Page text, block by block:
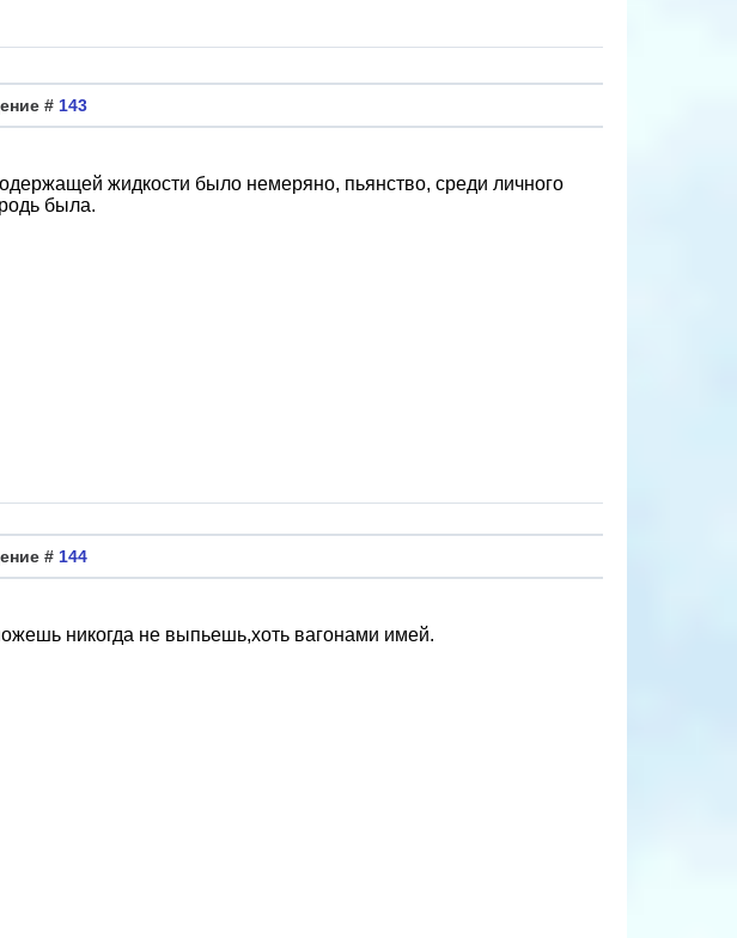
# 143
жидкости было немеряно, пьянство, среди личного
была.
# 144
никогда не выпьешь,хоть вагонами имей.